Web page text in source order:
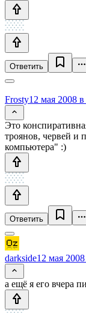
Ответить
Frosty12 мая 2008
Это
троянов, червей и
компьютера" :)
Ответить
darkside12 мая
а ещё я его вчера